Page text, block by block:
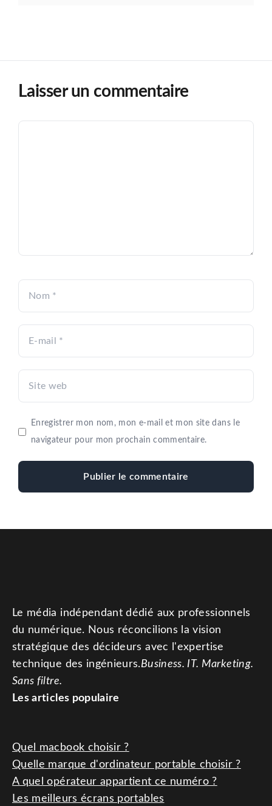
Laisser un commentaire
Enregistrer mon nom, mon e-mail et mon site dans le
navigateur pour mon prochain commentaire.
Le média indépendant dédié aux professionnels
du numérique. Nous réconcilions la vision
stratégique des décideurs avec l'expertise
technique des ingénieurs.Business. IT. Marketing.
Sans filtre.
Les articles populaire
Quel macbook choisir ?
Quelle marque d'ordinateur portable choisir ?
A quel opérateur appartient ce numéro ?
Les meilleurs écrans portables